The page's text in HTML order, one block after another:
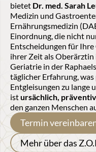
bietet Dr. med. Sarah
Medizin und
Ernährungsmedizin
Einordnung, die nicht
Entscheidungen für
ihrer Zeit als
Geriatrie in der
täglicher Erfahrung,
Entgleisungen zu lange
ist ursächlich,
den ganzen Menschen
Termin
Mehr über das